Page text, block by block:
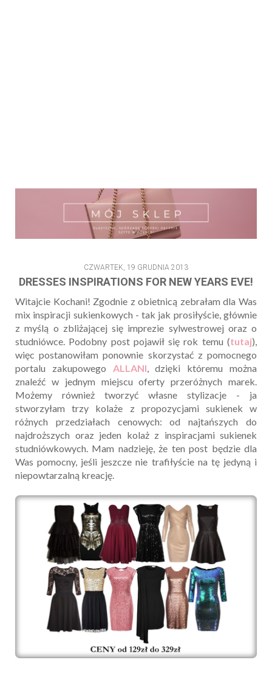
CZWARTEK, 19 GRUDNIA 2013
DRESSES INSPIRATIONS FOR NEW YEARS EVE!
Witajcie Kochani! Zgodnie z obietnicą zebrałam dla Was
mix inspiracji sukienkowych - tak jak prosiłyście, głównie
z myślą o zbliżającej się imprezie sylwestrowej oraz o
studniówce. Podobny post pojawił się rok temu (tutaj),
więc postanowiłam ponownie skorzystać z pomocnego
portalu zakupowego ALLANI, dzięki któremu można
znaleźć w jednym miejscu oferty przeróżnych marek.
Możemy również tworzyć własne stylizacje - ja
stworzyłam trzy kolaże z propozycjami sukienek w
różnych przedziałach cenowych: od najtańszych do
najdroższych oraz jeden kolaż z inspiracjami sukienek
studniówkowych. Mam nadzieję, że ten post będzie dla
Was pomocny, jeśli jeszcze nie trafiłyście na tę jedyną i
niepowtarzalną kreację.